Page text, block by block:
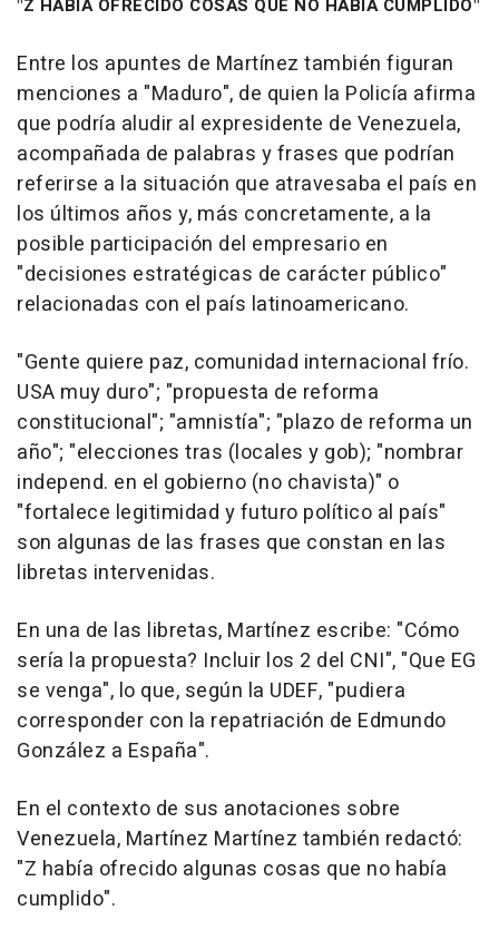
"Z HABÍA OFRECIDO COSAS QUE NO HABÍA CUMPLIDO"
Entre los apuntes de Martínez también figuran
menciones a "Maduro", de quien la Policía afirma
que podría aludir al expresidente de Venezuela,
acompañada de palabras y frases que podrían
referirse a la situación que atravesaba el país en
los últimos años y, más concretamente, a la
posible participación del empresario en
"decisiones estratégicas de carácter público"
relacionadas con el país latinoamericano.
"Gente quiere paz, comunidad internacional frío.
USA muy duro"; "propuesta de reforma
constitucional"; "amnistía"; "plazo de reforma un
año"; "elecciones tras (locales y gob); "nombrar
independ. en el gobierno (no chavista)" o
"fortalece legitimidad y futuro político al país"
son algunas de las frases que constan en las
libretas intervenidas.
En una de las libretas, Martínez escribe: "Cómo
sería la propuesta? Incluir los 2 del CNI", "Que EG
se venga", lo que, según la UDEF, "pudiera
corresponder con la repatriación de Edmundo
González a España".
En el contexto de sus anotaciones sobre
Venezuela, Martínez Martínez también redactó:
"Z había ofrecido algunas cosas que no había
cumplido".